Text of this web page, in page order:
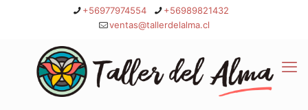
+56977974554
+56989821432
ventas@tallerdelalma.cl